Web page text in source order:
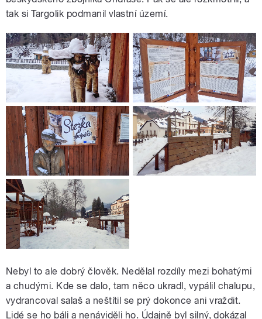
tak si Targolik podmanil vlastní území.
Nebyl to ale dobrý člověk. Nedělal rozdíly mezi bohatými
a chudými. Kde se dalo, tam něco ukradl, vypálil chalupu,
vydrancoval salaš a neštítil se prý dokonce ani vraždit.
Lidé se ho báli a nenáviděli ho. Údajně byl silný, dokázal